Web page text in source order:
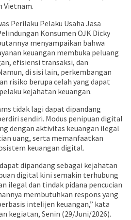
Vietnam.
Perilaku Pelaku Usaha Jasa
Konsumen OJK Dicky
menyampaikan bahwa
keuangan membuka peluang
efisiensi transaksi, dan
di sisi lain, perkembangan
risiko berupa celah yang dapat
kejahatan keuangan.
tidak lagi dapat dipandang
sendiri. Modus penipuan digital
dengan aktivitas keuangan ilegal
uang, serta memanfaatkan
keuangan digital.
dipandang sebagai kejahatan
digital kini semakin terhubung
ilegal dan tindak pidana pencucian
membutuhkan respons yang
intelijen keuangan,” kata
kegiatan, Senin (29/Juni/2026).